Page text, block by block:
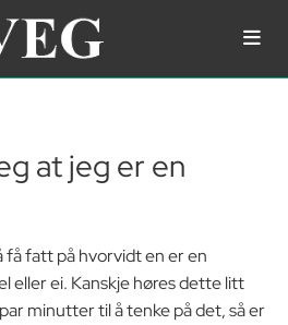
at jeg er en
fatt på hvorvidt en er en
eller ei. Kanskje høres dette litt
minutter til å tenke på det, så er